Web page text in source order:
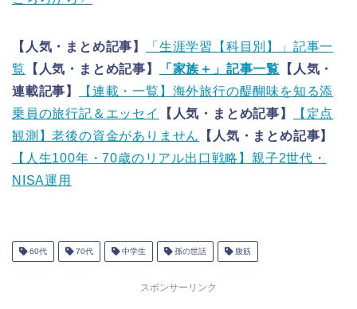
【人気・まとめ記事】
「生涯学習【科目別】」記事一
覧
【人気・まとめ記事】 「家族＋」記事一覧 【人気・
連載記事】
【連載・一覧】海外旅行の醍醐味を知る添
乗員の旅行記＆エッセイ
【人気・まとめ記事】
【定点
観測】老後の資金がありません
【人気・まとめ記事】
【人生100年・70歳のリアル出口戦略】親子2世代・
NISA運用
60代 70代 中学生 孫の世話 腹筋
スポンサーリンク